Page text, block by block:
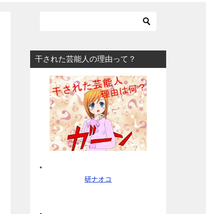
干された芸能人の理由って？
研ナオコ